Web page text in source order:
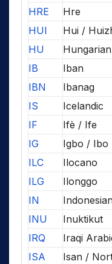
HRE
Hre
HUI
Hui /
HU
Hungarian
IB
Iban
IBN
Ibanag
IS
Icelandic
IF
Ifè / Ife
IG
Igbo / Ibo
ILC
Ilocano
ILG
Ilonggo
IN
INU
Inuktikut
IRQ
Iraqi
ISA
Isan /